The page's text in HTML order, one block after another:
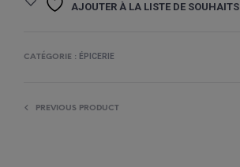
AJOUTER À LA LISTE DE SOUHAITS
CATÉGORIE : ÉPICERIE
PREVIOUS PRODUCT